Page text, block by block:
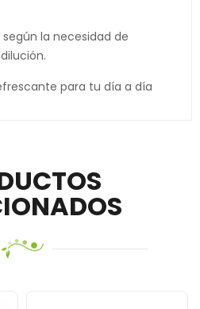
la necesidad de
para tu día a día